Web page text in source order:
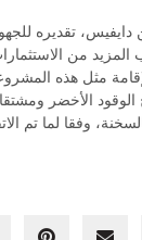
دايفيس، تقديره
من
مثل هذه
الأخضر
وفقا لما تم